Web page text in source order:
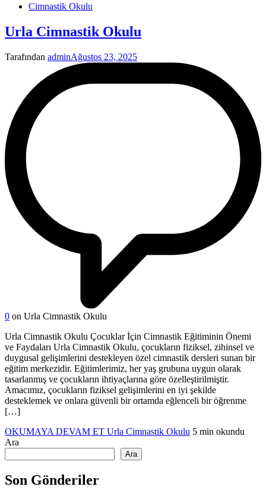
Cimnastik Okulu
Urla Cimnastik Okulu
Tarafından adminAğustos 23, 2025
0 on Urla Cimnastik Okulu
Urla Cimnastik Okulu Çocuklar İçin Cimnastik Eğitiminin Önemi
ve Faydaları Urla Cimnastik Okulu, çocukların fiziksel, zihinsel ve
duygusal gelişimlerini destekleyen özel cimnastik dersleri sunan bir
eğitim merkezidir. Eğitimlerimiz, her yaş grubuna uygun olarak
tasarlanmış ve çocukların ihtiyaçlarına göre özelleştirilmiştir.
Amacımız, çocukların fiziksel gelişimlerini en iyi şekilde
desteklemek ve onlara güvenli bir ortamda eğlenceli bir öğrenme
[…]
OKUMAYA DEVAM ET Urla Cimnastik Okulu 5 min okundu
Ara
Ara
Son Gönderiler